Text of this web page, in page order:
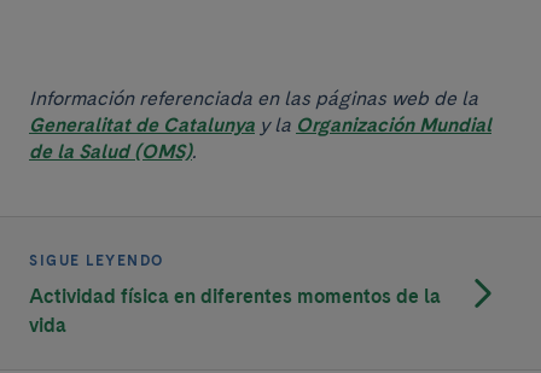
Información referenciada en las páginas web de la
Generalitat de Catalunya y la Organización Mundial
de la Salud (OMS).
SIGUE LEYENDO
Actividad física en diferentes momentos de la
vida